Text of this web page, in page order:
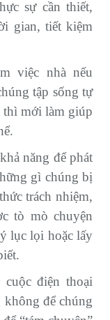
sự cần thiết,
gian, tiết kiệm
việc nhà nếu
tập sống tự
thì mới làm giúp
năng để phát
gì chúng bị
trách nhiệm,
tò mò chuyện
lục lọi hoặc lấy
điện thoại
để chúng